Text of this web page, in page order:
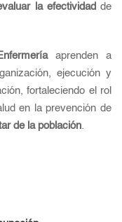
la efectividad de
aprenden a
ejecución y
fortaleciendo el rol
en la prevención de
de la población.